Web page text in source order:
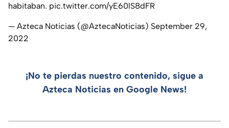
habitaban. pic.twitter.com/yE60lS8dFR
— Azteca Noticias (@AztecaNoticias) September 29,
2022
¡No te pierdas nuestro contenido, sigue a
Azteca Noticias en Google News!